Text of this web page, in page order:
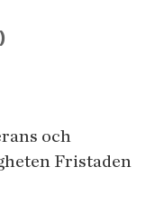
och
Fristaden